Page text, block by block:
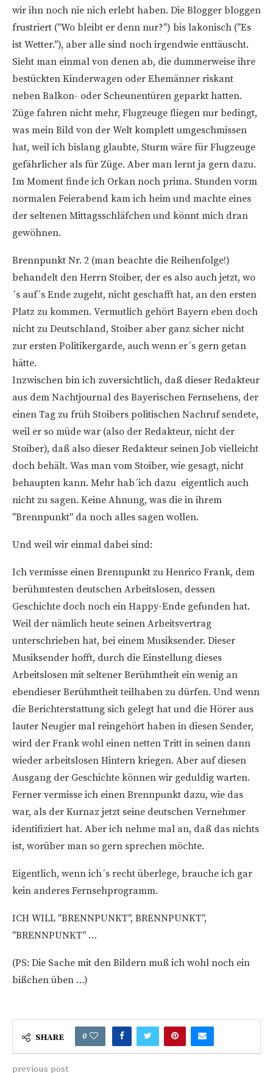
wir ihn noch nie nich erlebt haben. Die Blogger bloggen
frustriert ("Wo bleibt er denn nur?") bis lakonisch ("Es
ist Wetter."), aber alle sind noch irgendwie enttäuscht.
Sieht man einmal von denen ab, die dummerweise ihre
bestückten Kinderwagen oder Ehemänner riskant
neben Balkon- oder Scheunentüren geparkt hatten.
Züge fahren nicht mehr, Flugzeuge fliegen nur bedingt,
was mein Bild von der Welt komplett umgeschmissen
hat, weil ich bislang glaubte, Sturm wäre für Flugzeuge
gefährlicher als für Züge. Aber man lernt ja gern dazu.
Im Moment finde ich Orkan noch prima. Stunden vorm
normalen Feierabend kam ich heim und machte eines
der seltenen Mittagsschläfchen und könnt mich dran
gewöhnen.
Brennpunkt Nr. 2 (man beachte die Reihenfolge!)
behandelt den Herrn Stoiber, der es also auch jetzt, wo
´s auf´s Ende zugeht, nicht geschafft hat, an den ersten
Platz zu kommen. Vermutlich gehört Bayern eben doch
nicht zu Deutschland, Stoiber aber ganz sicher nicht
zur ersten Politikergarde, auch wenn er´s gern getan
hätte.
Inzwischen bin ich zuversichtlich, daß dieser Redakteur
aus dem Nachtjournal des Bayerischen Fernsehens, der
einen Tag zu früh Stoibers politischen Nachruf sendete,
weil er so müde war (also der Redakteur, nicht der
Stoiber), daß also dieser Redakteur seinen Job vielleicht
doch behält. Was man vom Stoiber, wie gesagt, nicht
behaupten kann. Mehr hab´ich dazu eigentlich auch
nicht zu sagen. Keine Ahnung, was die in ihrem
"Brennpunkt" da noch alles sagen wollen.
Und weil wir einmal dabei sind:
Ich vermisse einen Brennpunkt zu Henrico Frank, dem
berühmtesten deutschen Arbeitslosen, dessen
Geschichte doch noch ein Happy-Ende gefunden hat.
Weil der nämlich heute seinen Arbeitsvertrag
unterschrieben hat, bei einem Musiksender. Dieser
Musiksender hofft, durch die Einstellung dieses
Arbeitslosen mit seltener Berühmtheit ein wenig an
ebendieser Berühmtheit teilhaben zu dürfen. Und wenn
die Berichterstattung sich gelegt hat und die Hörer aus
lauter Neugier mal reingehört haben in diesen Sender,
wird der Frank wohl einen netten Tritt in seinen dann
wieder arbeitslosen Hintern kriegen. Aber auf diesen
Ausgang der Geschichte können wir geduldig warten.
Ferner vermisse ich einen Brennpunkt dazu, wie das
war, als der Kurnaz jetzt seine deutschen Vernehmer
identifiziert hat. Aber ich nehme mal an, daß das nichts
ist, worüber man so gern sprechen möchte.
Eigentlich, wenn ich´s recht überlege, brauche ich gar
kein anderes Fernsehprogramm.
ICH WILL "BRENNPUNKT", BRENNPUNKT",
"BRENNPUNKT" …
(PS: Die Sache mit den Bildern muß ich wohl noch ein
bißchen üben …)
SHARE 0
previous post